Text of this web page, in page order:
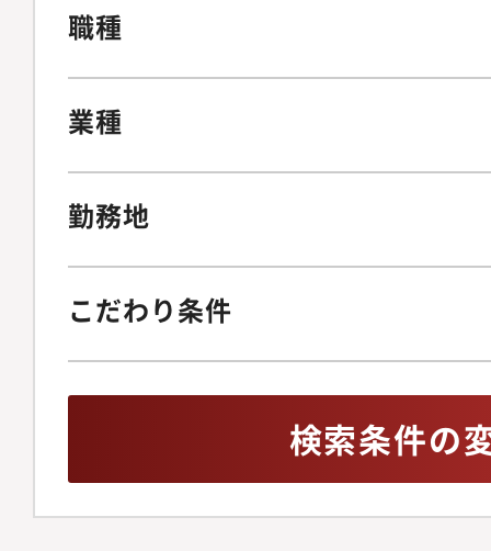
職種
業種
勤務地
こだわり条件
検索条件の